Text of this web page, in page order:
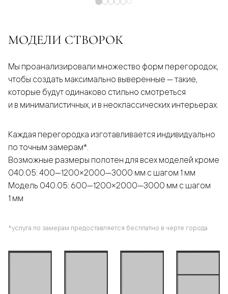
МОДЕЛИ СТВОРОК
Мы проанализировали множество форм перегородок,
чтобы создать максимально выверенные — такие,
которые будут одинаково стильно смотреться
и в минималистичных, и в неоклассических интерьерах.
Каждая перегородка изготавливается индивидуально
по точным замерам*.
Возможные размеры полотен для всех моделей кроме
040.05: 400—1200×2000—3000 мм с шагом 1 мм
Модель 040.05: 600—1200×2000—3000 мм с шагом
1 мм
*услуга по замерам предоставляется бесплатно в черте города